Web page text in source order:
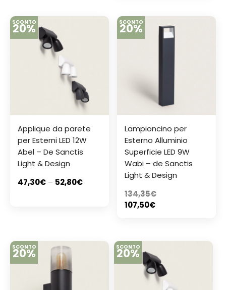
SCONTO
20%
Applique da parete
per Esterni LED 12W
Abel – De Sanctis
Light & Design
47,30€ – 52,80€
SCONTO
20%
Lampioncino per
Esterno Alluminio
Superficie LED 9W
Wabi – de Sanctis
Light & Design
134,35€
107,50€
SCONTO
20% SCONTO
20%